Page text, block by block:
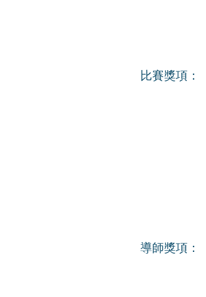
比賽獎項：
導師獎項：